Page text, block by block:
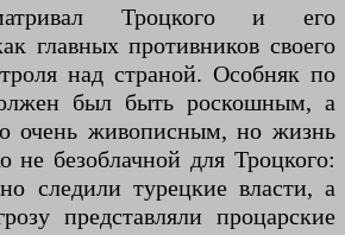
Троцкого и его
главных противников своего
над страной. Особняк по
был быть роскошным, а
очень живописным, но жизнь
не безоблачной для Троцкого:
следили турецкие власти, а
представляли процарские